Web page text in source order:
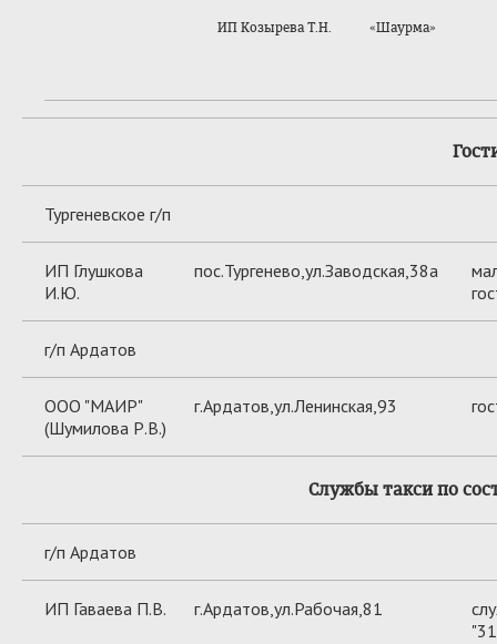
ИП Козырева Т.Н. «Шаурма»
Тургеневское г/п
ИП Глушкова
И.Ю.
пос.Тургенево,ул.Заводская,38а
г/п Ардатов
ООО "МАИР"
(Шумилова Р.В.)
г.Ардатов,ул.Ленинская,93
Службы такси по
г/п Ардатов
ИП Гаваева П.В. г.Ардатов,ул.Рабочая,81